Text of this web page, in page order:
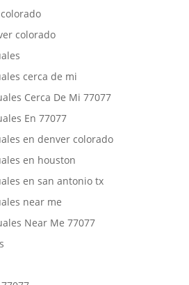
colorado
cerca de mi
Cerca De Mi 77077
En 77077
en denver colorado
en houston
en san antonio tx
near me
Near Me 77077